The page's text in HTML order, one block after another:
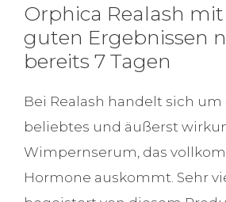
Orphica Realash
guten Ergebnissen
bereits 7 Tagen
Bei Realash handelt sich um
beliebtes und äußerst
Wimpernserum, das
Hormone auskommt. Sehr